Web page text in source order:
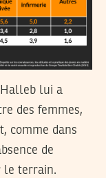
Halleb lui a
des femmes,
comme dans
de
le terrain.